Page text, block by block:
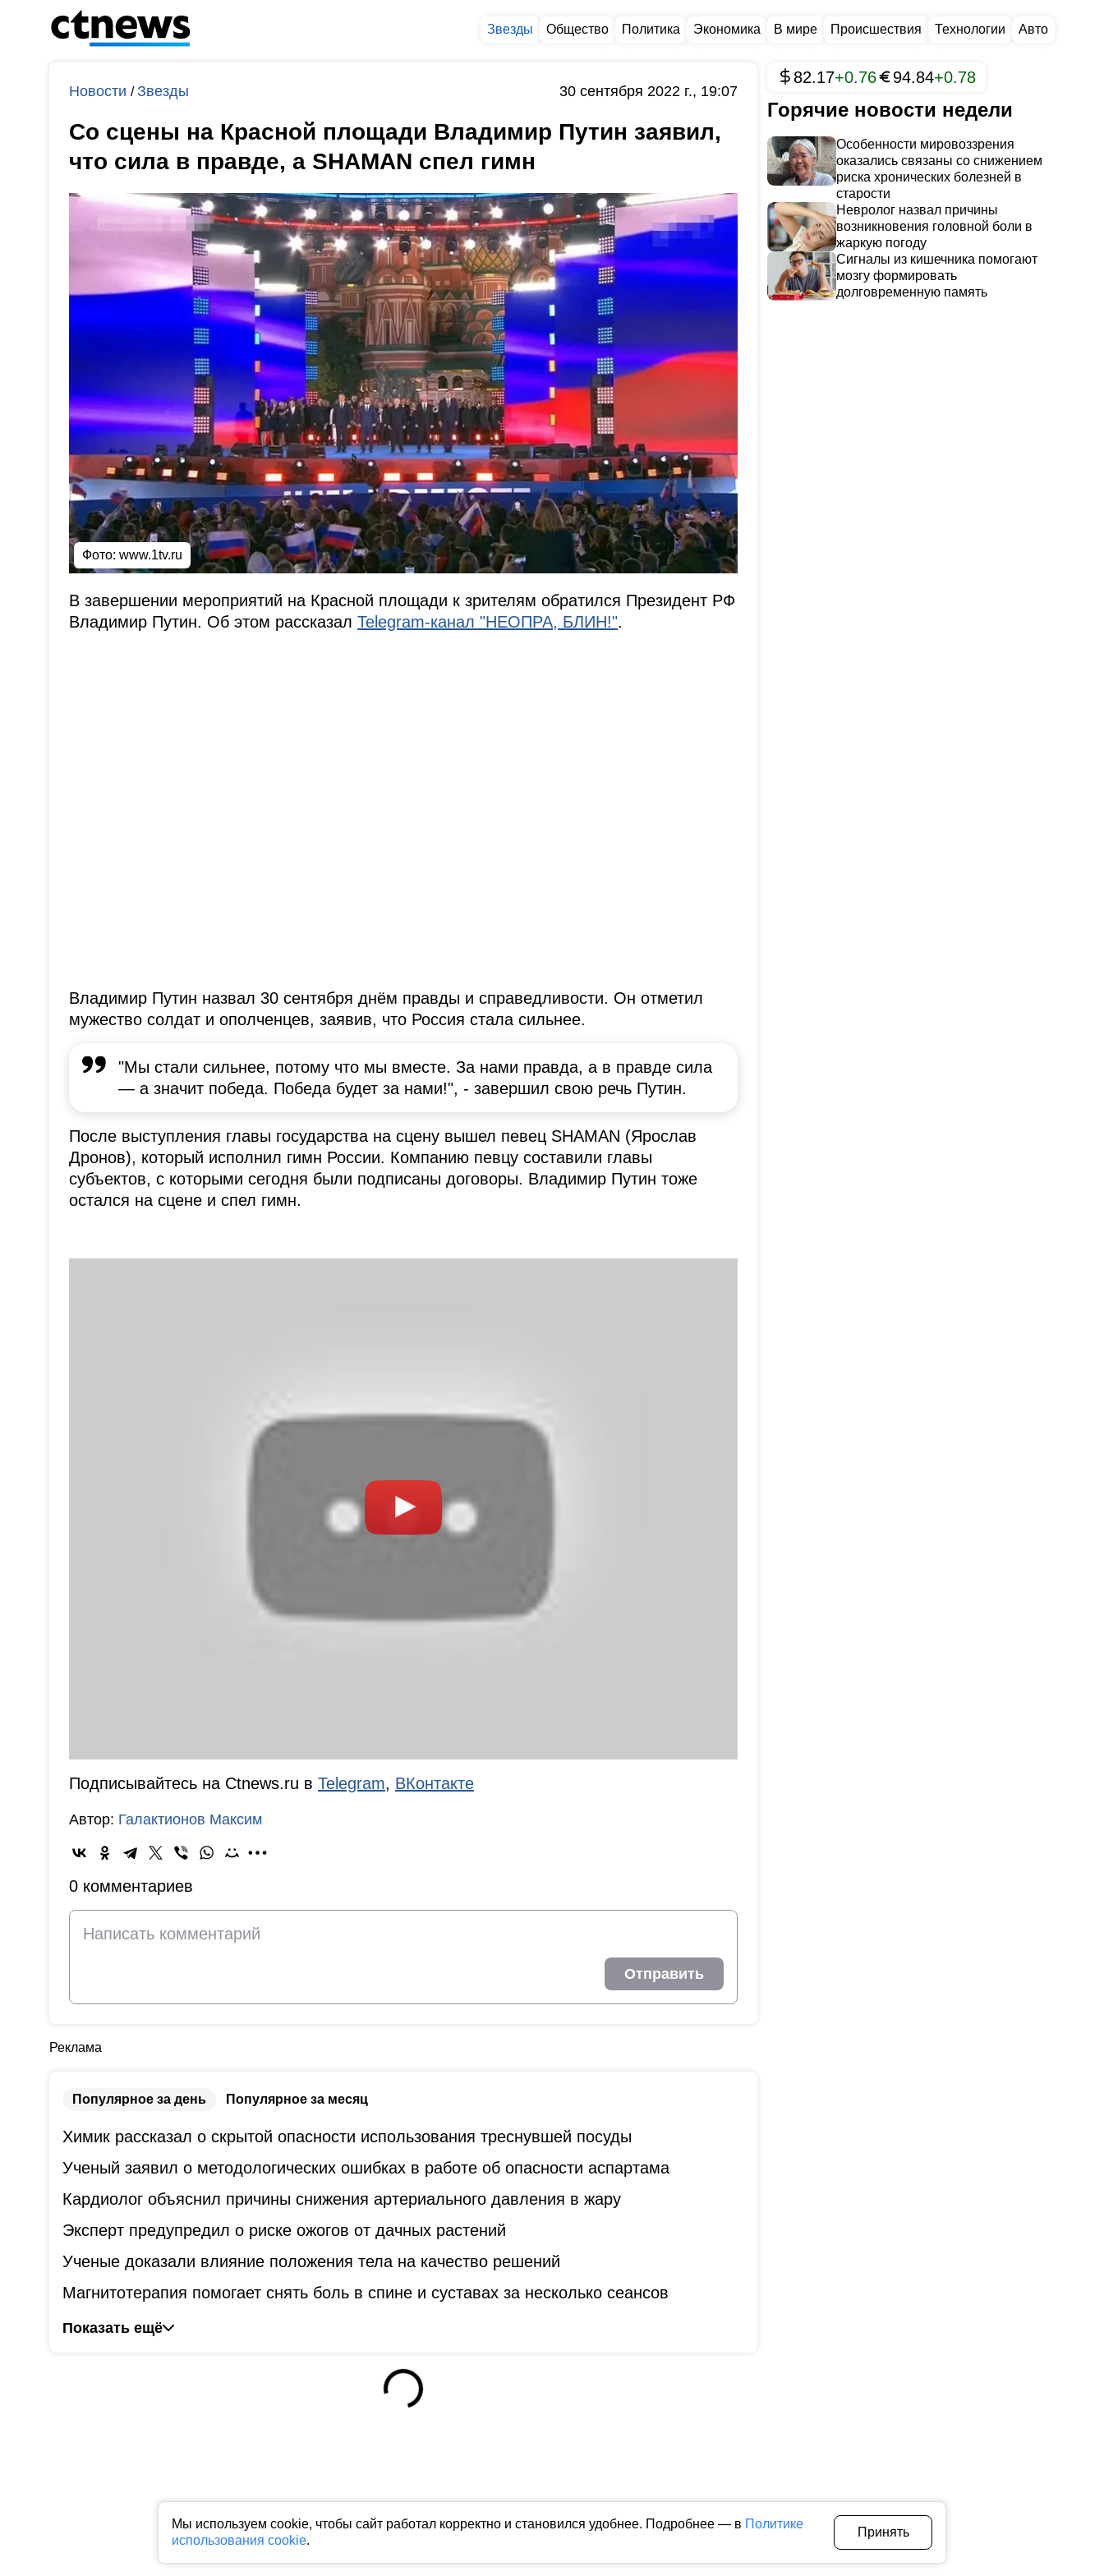
Мы используем cookie, чтобы сайт работал корректно и становился удобнее. Подробнее — в Политике
использования cookie.
Принять
Звезды Общество Политика Экономика В мире Происшествия Технологии Авто
Новости /Звезды 30 сентября 2022 г., 19:07
Со сцены на Красной площади Владимир Путин заявил,
что сила в правде, а SHAMAN спел гимн
Фото: www.1tv.ru
В завершении мероприятий на Красной площади к зрителям обратился Президент РФ
Владимир Путин. Об этом рассказал Telegram-канал "НЕОПРА, БЛИН!".
Владимир Путин назвал 30 сентября днём правды и справедливости. Он отметил
мужество солдат и ополченцев, заявив, что Россия стала сильнее.
"Мы стали сильнее, потому что мы вместе. За нами правда, а в правде сила
— а значит победа. Победа будет за нами!", - завершил свою речь Путин.
После выступления главы государства на сцену вышел певец SHAMAN (Ярослав
Дронов), который исполнил гимн России. Компанию певцу составили главы
субъектов, с которыми сегодня были подписаны договоры. Владимир Путин тоже
остался на сцене и спел гимн.
Подписывайтесь на Ctnews.ru в Telegram, ВКонтакте
Автор: Галактионов Максим
0 комментариев
Отправить
Реклама
Популярное за день Популярное за месяц
Химик рассказал о скрытой опасности использования треснувшей посуды
Ученый заявил о методологических ошибках в работе об опасности аспартама
Кардиолог объяснил причины снижения артериального давления в жару
Эксперт предупредил о риске ожогов от дачных растений
Ученые доказали влияние положения тела на качество решений
Магнитотерапия помогает снять боль в спине и суставах за несколько сеансов
Показать ещё
82.17+0.76 94.84+0.78
Горячие новости недели
Особенности мировоззрения
оказались связаны со снижением
риска хронических болезней в
старости
Невролог назвал причины
возникновения головной боли в
жаркую погоду
Сигналы из кишечника помогают
мозгу формировать
долговременную память